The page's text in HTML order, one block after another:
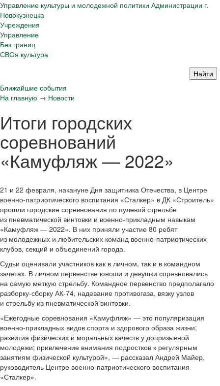
Управление культуры и молодежной политики Администрации г.
Новокузнецка
Учреждения
Управление
Без границ
СВОя культура
Ближайшие события
На главную → Новости
Итоги городских
соревнований
«Камуфляж — 2022»
21 и 22 февраля, накануне Дня защитника Отечества, в Центре
военно-патриотического воспитания «Сталкер» в ДК «Строитель»
прошли городские соревнования по пулевой стрельбе
из пневматической винтовки и военно-прикладным навыкам
«Камуфляж — 2022». В них приняли участие 80 ребят
из молодежных и любительских команд военно-патриотических
клубов, секций и объединений города.
Судьи оценивали участников как в личном, так и в командном
зачетах. В личном первенстве юноши и девушки соревновались
на самую меткую стрельбу. Командное первенство предполагало
разборку-сборку АК-74, надевание противогаза, вязку узлов
и стрельбу из пневматической винтовки.
«Ежегодные соревнования «Камуфляж» — это популяризация
военно-прикладных видов спорта и здорового образа жизни;
развития физических и моральных качеств у допризывной
молодежи; привлечение внимания подростков к регулярным
занятиям физической культурой», — рассказал Андрей Майер,
руководитель Центре военно-патриотического воспитания
«Сталкер».